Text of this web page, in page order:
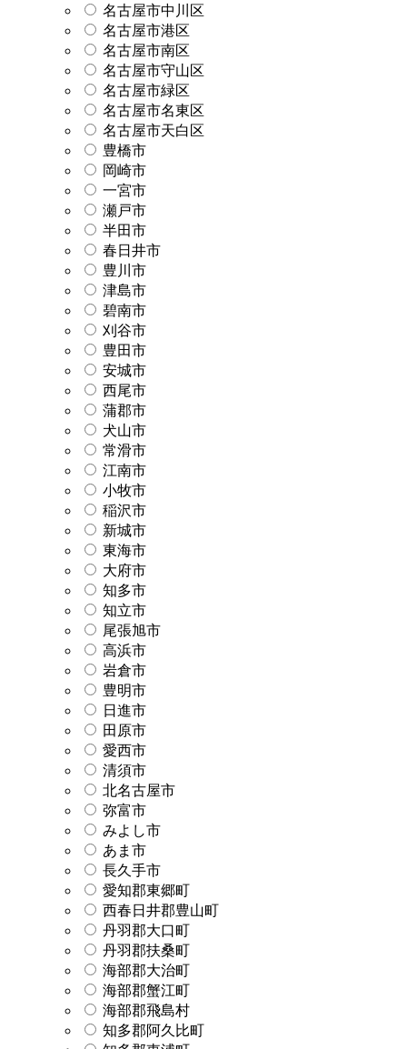
名古屋市中川区
名古屋市港区
名古屋市南区
名古屋市守山区
名古屋市緑区
名古屋市名東区
名古屋市天白区
豊橋市
岡崎市
一宮市
瀬戸市
半田市
春日井市
豊川市
津島市
碧南市
刈谷市
豊田市
安城市
西尾市
蒲郡市
犬山市
常滑市
江南市
小牧市
稲沢市
新城市
東海市
大府市
知多市
知立市
尾張旭市
高浜市
岩倉市
豊明市
日進市
田原市
愛西市
清須市
北名古屋市
弥富市
みよし市
あま市
長久手市
愛知郡東郷町
西春日井郡豊山町
丹羽郡大口町
丹羽郡扶桑町
海部郡大治町
海部郡蟹江町
海部郡飛島村
知多郡阿久比町